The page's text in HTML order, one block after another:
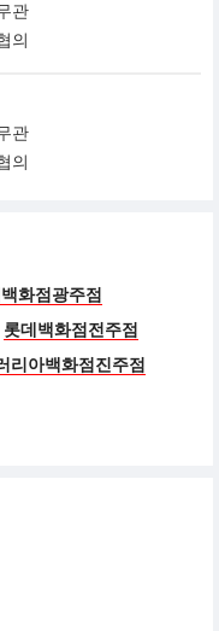
관
의
관
의
화점광주점
롯데백화점전주점
리아백화점진주점